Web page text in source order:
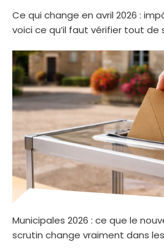
Ce qui change en avril 2026 :
voici ce qu’il faut vérifier tout de
Municipales 2026 : ce que le
scrutin change vraiment dans